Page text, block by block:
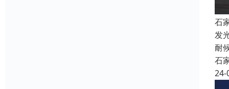
石
发
耐
石
24-